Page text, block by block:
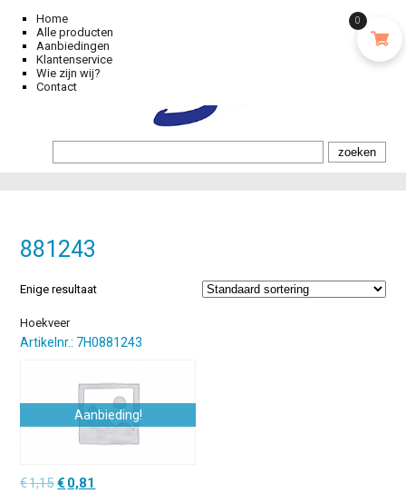
Home
Alle producten
Aanbiedingen
Klantenservice
Wie zijn wij?
Contact
881243
Enige resultaat
Hoekveer
Artikelnr.: 7H0881243
Aanbieding!
€1,15Oorspronkelijke
€ 0,81
0